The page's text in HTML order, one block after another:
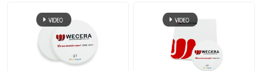
बहुपरत ज़िरकोनिया डिस्क